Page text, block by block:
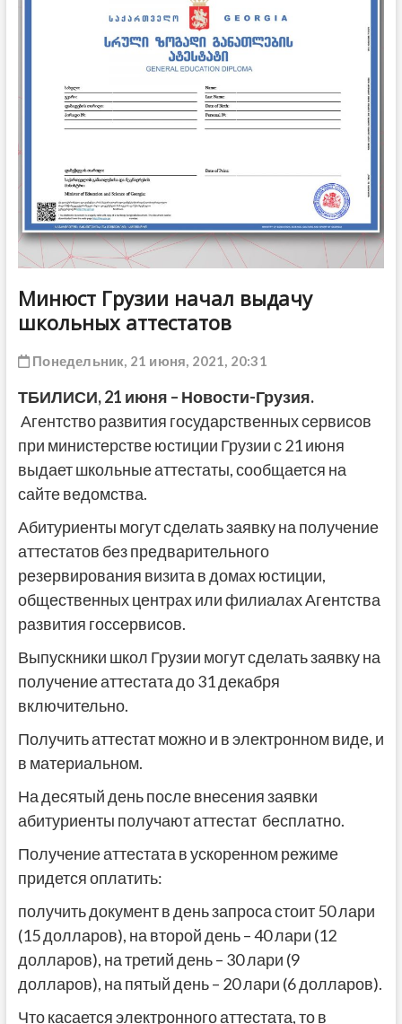
Минюст Грузии начал выдачу
школьных аттестатов
Понедельник, 21 июня, 2021, 20:31
ТБИЛИСИ,21 июня – Новости-Грузия.
Агентство развития государственных сервисов
при министерстве юстиции Грузии с 21 июня
выдает школьные аттестаты, сообщается на
сайте ведомства.
Абитуриенты могут сделать заявку на получение
аттестатов без предварительного
резервирования визита в домах юстиции,
общественных центрах или филиалах Агентства
развития госсервисов.
Выпускники школ Грузии могут сделать заявку на
получение аттестата до 31 декабря
включительно.
Получить аттестат можно и в электронном виде, и
в материальном.
На десятый день после внесения заявки
абитуриенты получают аттестат бесплатно.
Получение аттестата в ускоренном режиме
придется оплатить:
получить документ в день запроса стоит 50 лари
(15 долларов), на второй день – 40 лари (12
долларов), на третий день – 30 лари (9
долларов), на пятый день – 20 лари (6 долларов).
Что касается электронного аттестата, то в